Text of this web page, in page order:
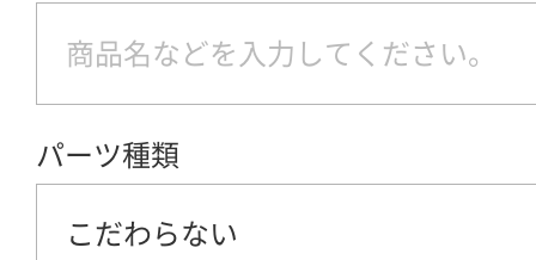
パーツ種類
こだわらない